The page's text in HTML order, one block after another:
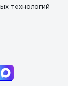
технологий